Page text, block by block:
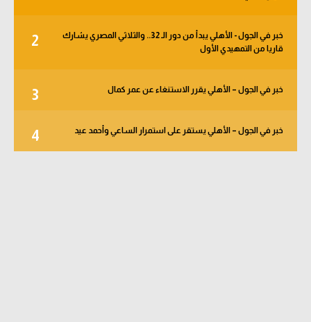
2
خبر في الجول - الأهلي يبدأ من دور الـ 32.. والثلاثي المصري يشارك
قاريا من التمهيدي الأول
3 خبر في الجول – الأهلي يقرر الاستنغاء عن عمر كمال
4 خبر في الجول – الأهلي يستقر على استمرار الساعي وأحمد عيد